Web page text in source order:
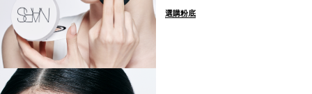
選購粉底